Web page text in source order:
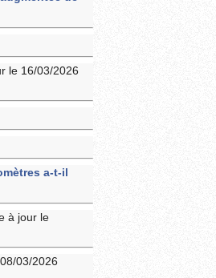
le 16/03/2026
a-t-il
à jour le
03/2026